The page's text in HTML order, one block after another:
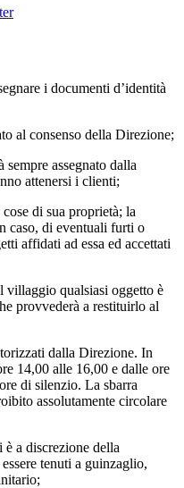
i documenti d’identità
al consenso della Direzione;
assegnato dalla
attenersi i clienti;
di sua proprietà; la
caso, di eventuali furti o
affidati ad essa ed accettati
qualsiasi oggetto è
provvederà a restituirlo al
dalla Direzione. In
14,00 alle 16,00 e dalle ore
di silenzio. La sbarra
assolutamente circolare
è a discrezione della
tenuti a guinzaglio,